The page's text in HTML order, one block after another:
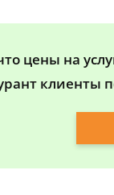
цены на
клиенты